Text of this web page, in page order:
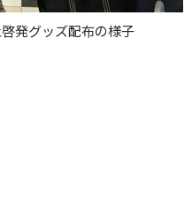
発グッズ配布の様子